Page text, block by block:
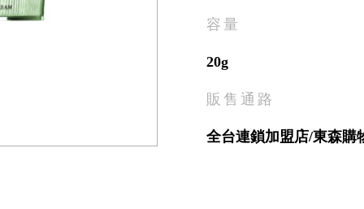
容量
20g
販售通路
全台連鎖加盟店/東森購